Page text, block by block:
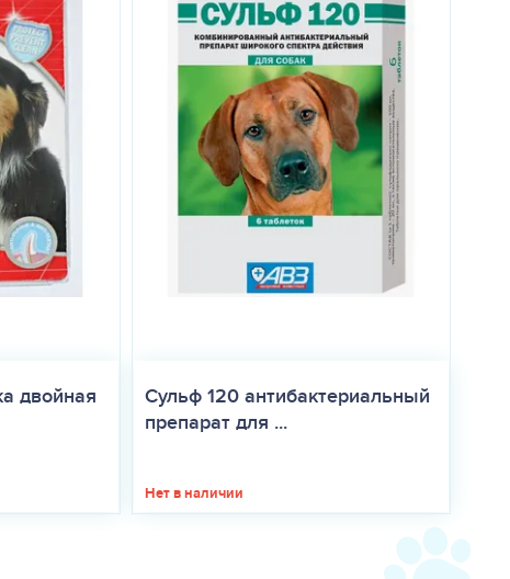
двойная
Сульф 120 антибактериальный
препарат для ...
Нет в наличии